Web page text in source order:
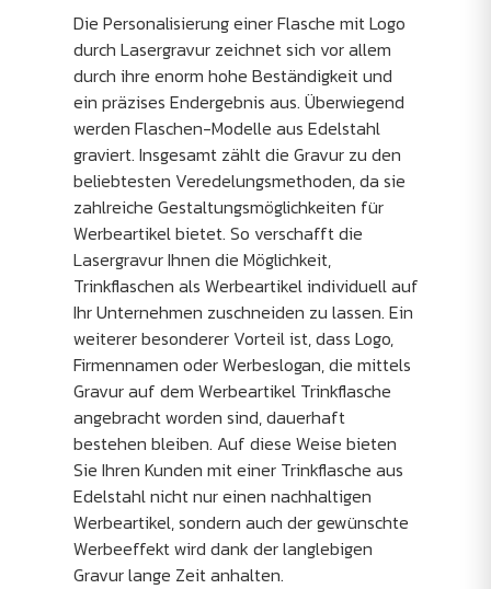
Die Personalisierung einer Flasche mit Logo
durch Lasergravur zeichnet sich vor allem
durch ihre enorm hohe Beständigkeit und
ein präzises Endergebnis aus. Überwiegend
werden Flaschen-Modelle aus Edelstahl
graviert. Insgesamt zählt die Gravur zu den
beliebtesten Veredelungsmethoden, da sie
zahlreiche Gestaltungsmöglichkeiten für
Werbeartikel bietet. So verschafft die
Lasergravur Ihnen die Möglichkeit,
Trinkflaschen als Werbeartikel individuell auf
Ihr Unternehmen zuschneiden zu lassen. Ein
weiterer besonderer Vorteil ist, dass Logo,
Firmennamen oder Werbeslogan, die mittels
Gravur auf dem Werbeartikel Trinkflasche
angebracht worden sind, dauerhaft
bestehen bleiben. Auf diese Weise bieten
Sie Ihren Kunden mit einer Trinkflasche aus
Edelstahl nicht nur einen nachhaltigen
Werbeartikel, sondern auch der gewünschte
Werbeeffekt wird dank der langlebigen
Gravur lange Zeit anhalten.